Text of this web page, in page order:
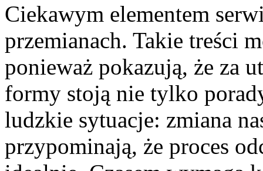
Ciekawym elementem
przemianach. Takie treści
ponieważ pokazują, że za
formy stoją nie tylko
ludzkie sytuacje: zmiana
przypominają, że proces